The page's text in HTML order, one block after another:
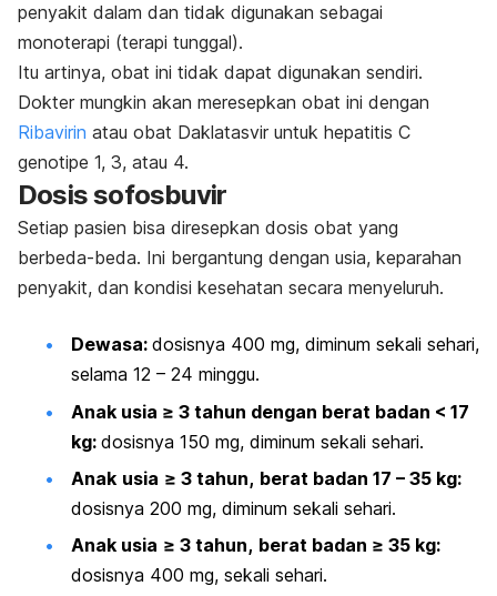
penyakit dalam dan tidak digunakan sebagai
monoterapi (terapi tunggal).
Itu artinya, obat ini tidak dapat digunakan sendiri.
Dokter mungkin akan meresepkan obat ini dengan
Ribavirin atau obat Daklatasvir untuk hepatitis C
genotipe 1, 3, atau 4.
Dosis sofosbuvir
Setiap pasien bisa diresepkan dosis obat yang
berbeda-beda. Ini bergantung dengan usia, keparahan
penyakit, dan kondisi kesehatan secara menyeluruh.
Dewasa: dosisnya 400 mg, diminum sekali sehari,
selama 12 – 24 minggu.
Anak usia ≥ 3 tahun dengan berat badan < 17
kg: dosisnya 150 mg, diminum sekali sehari.
Anak usia ≥ 3 tahun, berat badan 17 – 35 kg:
dosisnya 200 mg, diminum sekali sehari.
Anak usia ≥ 3 tahun, berat badan ≥ 35 kg:
dosisnya 400 mg, sekali sehari.